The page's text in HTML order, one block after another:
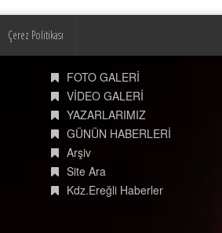
Çerez Politikası
FOTO GALERİ
VİDEO GALERİ
YAZARLARIMIZ
GÜNÜN HABERLERİ
Arşiv
Site Ara
Kdz.Ereğli Haberler